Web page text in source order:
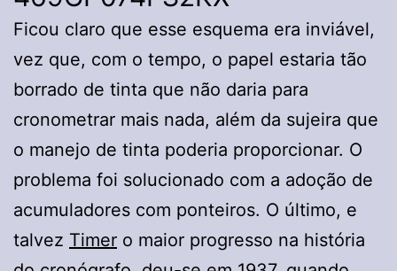
Ficou claro que esse esquema era inviável,
vez que, com o tempo, o papel estaria tão
borrado de tinta que não daria para
cronometrar mais nada, além da sujeira que
o manejo de tinta poderia proporcionar. O
problema foi solucionado com a adoção de
acumuladores com ponteiros. O último, e
talvez Timer o maior progresso na história